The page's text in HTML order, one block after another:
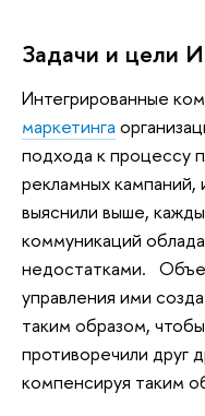
Задачи и цели
Интегрированные
маркетинга
подхода к процессу
рекламных кампаний,
выяснили выше,
коммуникаций
недостатками.
управления ими
таким образом,
противоречили друг
компенсируя таким